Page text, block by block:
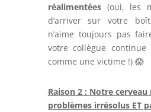
réalimentées(oui, les
d’arriver sur votre
n’aime toujours pas
votre collègue
comme une victime !) 😱
Raison 2 : Notre cerveau
problèmes irrésolus ET